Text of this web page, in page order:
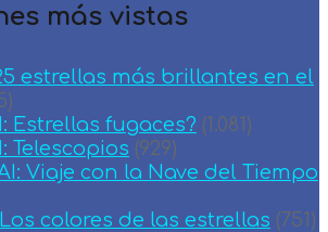
más vistas
estrellas más brillantes en el
Estrellas fugaces? (1.081)
Telescopios (929)
Viaje con la Nave del Tiempo
Los colores de las estrellas (751)